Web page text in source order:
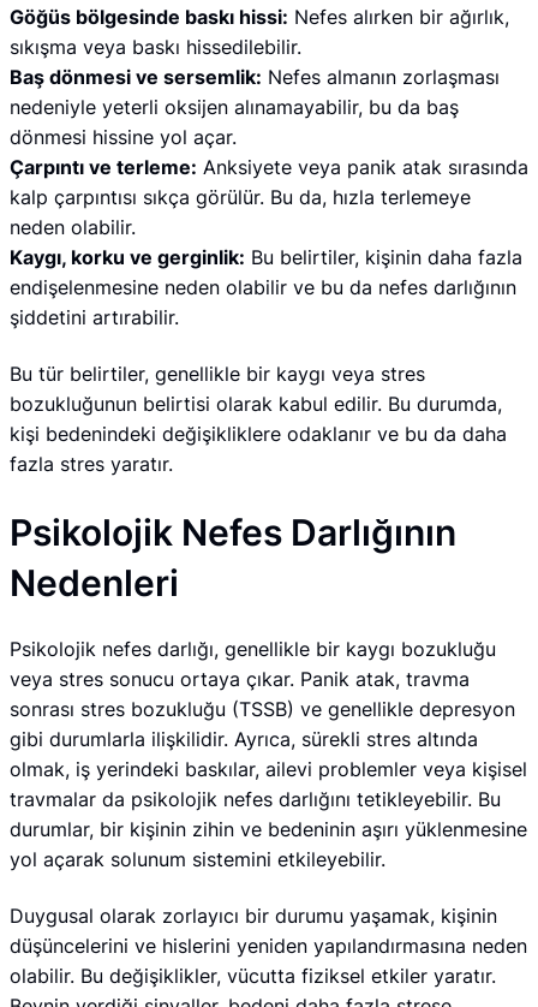
Göğüs bölgesinde baskı hissi: Nefes alırken bir ağırlık,
sıkışma veya baskı hissedilebilir.
Baş dönmesi ve sersemlik: Nefes almanın zorlaşması
nedeniyle yeterli oksijen alınamayabilir, bu da baş
dönmesi hissine yol açar.
Çarpıntı ve terleme: Anksiyete veya panik atak sırasında
kalp çarpıntısı sıkça görülür. Bu da, hızla terlemeye
neden olabilir.
Kaygı, korku ve gerginlik: Bu belirtiler, kişinin daha fazla
endişelenmesine neden olabilir ve bu da nefes darlığının
şiddetini artırabilir.
Bu tür belirtiler, genellikle bir kaygı veya stres
bozukluğunun belirtisi olarak kabul edilir. Bu durumda,
kişi bedenindeki değişikliklere odaklanır ve bu da daha
fazla stres yaratır.
Psikolojik Nefes Darlığının
Nedenleri
Psikolojik nefes darlığı, genellikle bir kaygı bozukluğu
veya stres sonucu ortaya çıkar. Panik atak, travma
sonrası stres bozukluğu (TSSB) ve genellikle depresyon
gibi durumlarla ilişkilidir. Ayrıca, sürekli stres altında
olmak, iş yerindeki baskılar, ailevi problemler veya kişisel
travmalar da psikolojik nefes darlığını tetikleyebilir. Bu
durumlar, bir kişinin zihin ve bedeninin aşırı yüklenmesine
yol açarak solunum sistemini etkileyebilir.
Duygusal olarak zorlayıcı bir durumu yaşamak, kişinin
düşüncelerini ve hislerini yeniden yapılandırmasına neden
olabilir. Bu değişiklikler, vücutta fiziksel etkiler yaratır.